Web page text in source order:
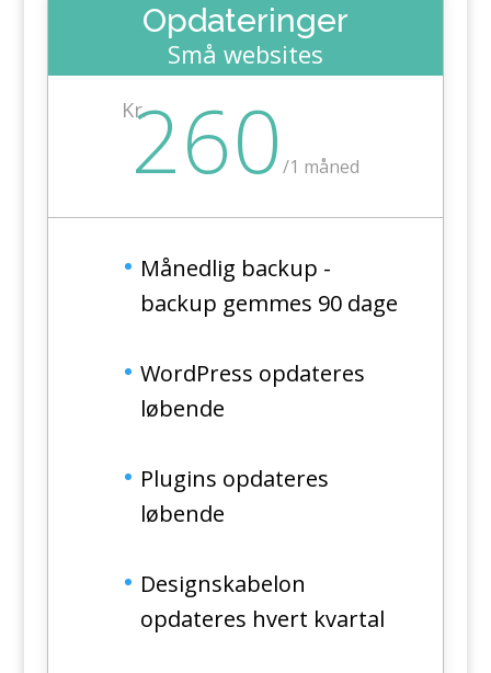
Opdateringer
Små websites
Kr.
260 /1 måned
Månedlig backup -
backup gemmes 90 dage
WordPress opdateres
løbende
Plugins opdateres
løbende
Designskabelon
opdateres hvert kvartal